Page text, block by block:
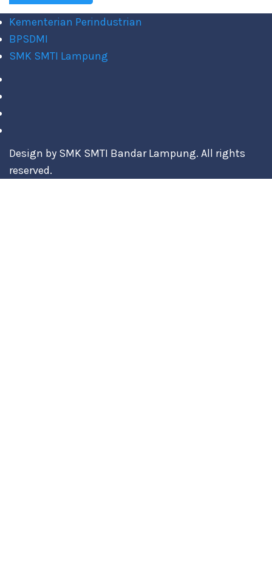
Kementerian Perindustrian
BPSDMI
SMK SMTI Lampung
Design by SMK SMTI Bandar Lampung. All rights
reserved.